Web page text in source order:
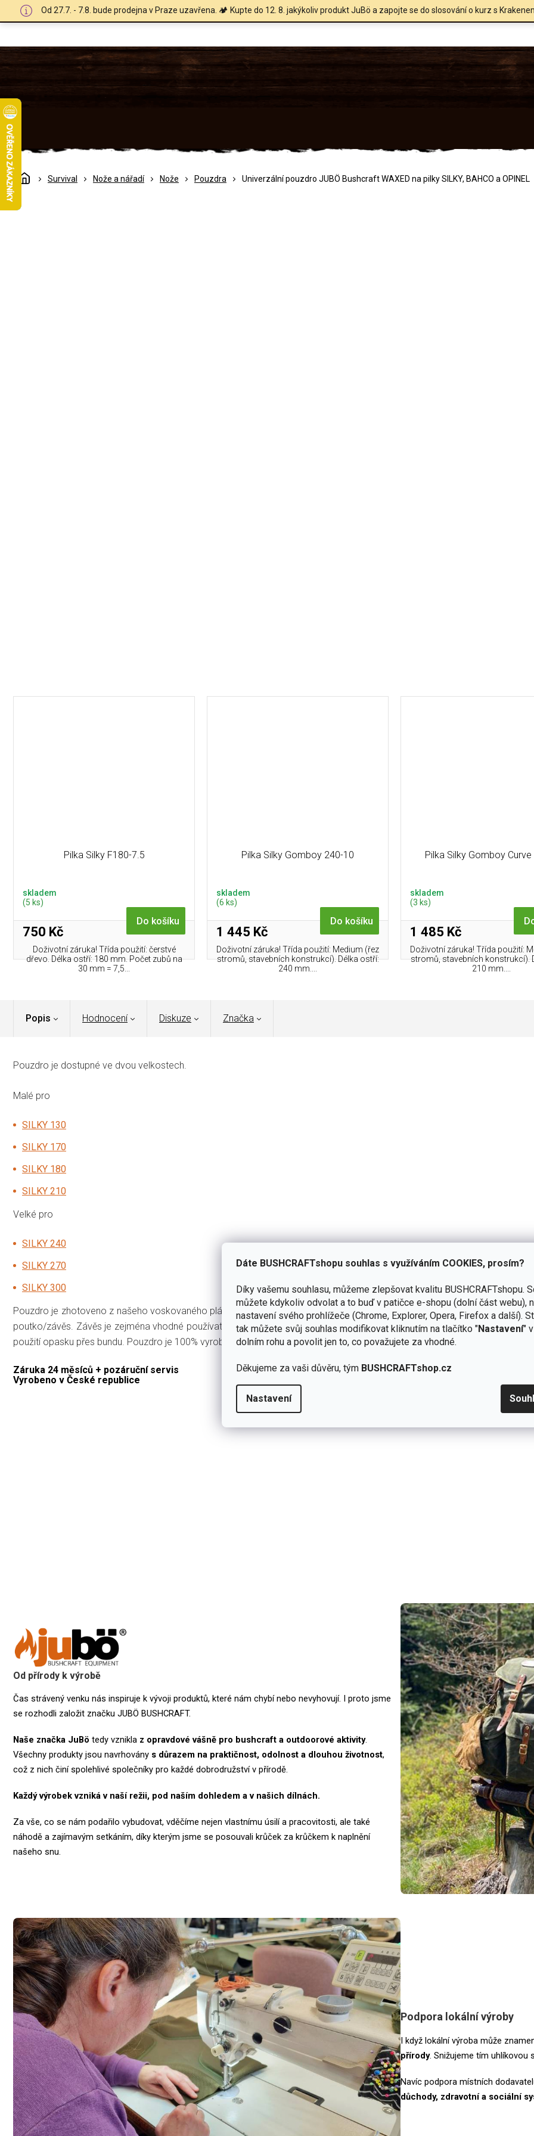
Dáte BUSHCRAFTshopu souhlas s využíváním COOKIES, prosím?
Díky vašemu souhlasu, můžeme zlepšovat kvalitu BUSHCRAFTshopu.
můžete kdykoliv odvolat a to buď v patičce e-shopu (dolní část webu),
nastavení svého prohlížeče (Chrome, Explorer, Opera, Firefox a další).
tak můžete svůj souhlas modifikovat kliknutím na tlačítko "Nastavení"
dolním rohu a povolit jen to, co považujete za vhodné.
Děkujeme za vaši důvěru, tým BUSHCRAFTshop.cz
Nastavení
Od 27.7. - 7.8. bude prodejna v Praze uzavřena. 🏕️ Kupte do 12. 8. jakýkoliv produkt JuBö a zapojte se do slosování o kurz s
DomůSurvival Nože a nářadí Nože Pouzdra Univerzální pouzdro JUBÖ Bushcraft WAXED na pilky SILKY, BAHCO a OPINEL
Pilka Silky F180-7.5
skladem
(5 ks)
750 Kč
Do košíku
Doživotní záruka! Třída použití: čerstvé
dřevo. Délka ostří: 180 mm. Počet zubů na
30 mm = 7,5...
Pilka Silky Gomboy 240-10
skladem
(6 ks)
1 445 Kč
Do košíku
Doživotní záruka! Třída použití: Medium (řez
stromů, stavebních konstrukcí). Délka ostří:
240 mm....
Pilka Silky Gomboy
skladem
(3 ks)
1 485 Kč
Doživotní záruka! Třída použití:
stromů, stavebních konstrukcí).
210 mm....
Popis Hodnocení Diskuze Značka
Pouzdro je dostupné ve dvou velkostech.
Malé pro
SILKY 130
SILKY 170
SILKY 180
SILKY 210
Velké pro
SILKY 240
SILKY 270
SILKY 300
Pouzdro je zhotoveno z našeho voskovaného plátnaJUBÖWAXzelené bazvy. 3,5mm hovězí kůže, který byla použita na
poutko/závěs. Závěs je zejména vhodné používat v zimním období, kdy při nošení zimníbundypouzdro nepřekáží nebo při
použití opasku přes bundu. Pouzdro je 100% vyrobené z našich materiálů a našima rukama.
Záruka 24 měsíců + pozáruční servis
Vyrobeno v České republice
Od přírody k výrobě
Čas strávený venku nás inspiruje k vývoji produktů, které nám chybí nebo nevyhovují. I proto jsme
se rozhodli založit značku JUBÖ BUSHCRAFT.
Naše značka JuBö tedy vznikla z opravdové vášně pro bushcraft a outdoorové aktivity.
Všechny produkty jsou navrhovány s důrazem na praktičnost, odolnost a dlouhou životnost,
což z nich činí spolehlivé společníky pro každé dobrodružství v přírodě.
Každý výrobek vzniká v naší režii, pod naším dohledem a v našich dílnách.
Za vše, co se nám podařilo vybudovat, vděčíme nejen vlastnímu úsilí a pracovitosti, ale také
náhodě a zajímavým setkáním, díky kterým jsme se posouvali krůček za krůčkem k naplnění
našeho snu.
Podpora lokální výroby
I když lokální výroba může
přírody. Snižujeme tím uhlíkovou
Navíc podpora místních
důchody, zdravotní a sociální